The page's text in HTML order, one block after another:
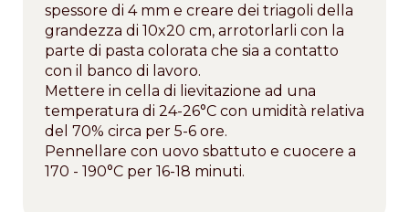
spessore di 4 mm e creare dei triagoli della
grandezza di 10x20 cm, arrotorlarli con la
parte di pasta colorata che sia a contatto
con il banco di lavoro.
Mettere in cella di lievitazione ad una
temperatura di 24-26°C con umidità relativa
del 70% circa per 5-6 ore.
Pennellare con uovo sbattuto e cuocere a
170 - 190°C per 16-18 minuti.